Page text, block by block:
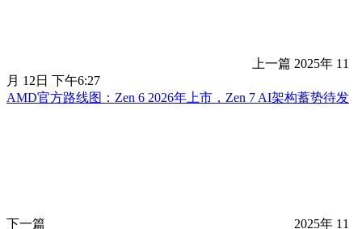
上一篇 2025年 11
月 12日 下午6:27
AMD官方路线图：Zen 6 2026年上市，Zen 7 AI架构蓄势待发
下一篇
2025年 11